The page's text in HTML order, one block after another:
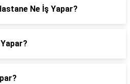
Ne İş Yapar?